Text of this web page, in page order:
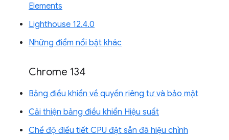
Elements
Lighthouse 12.4.0
Những điểm nổi bật khác
Chrome 134
Bảng điều khiển về quyền riêng tư và bảo mật
Cải thiện bảng điều khiển Hiệu suất
Chế độ điều tiết CPU đặt sẵn đã hiệu chỉnh